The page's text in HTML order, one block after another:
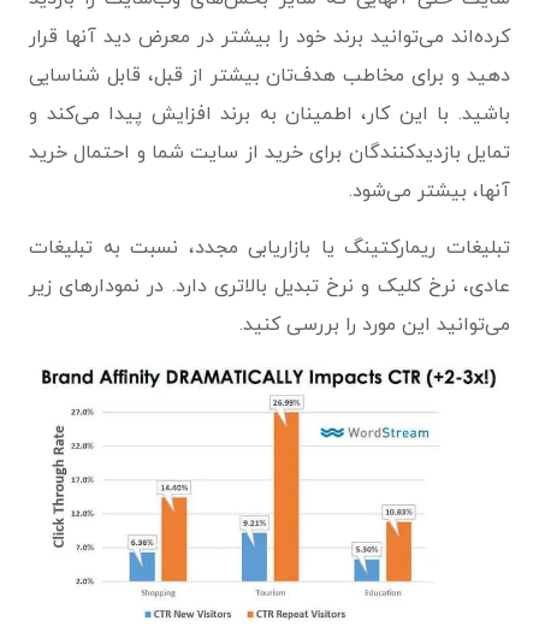
کرده‌اند می‌توانید برند خود را بیشتر در معرض دید آنها قرار
دهید و برای مخاطب هدف‌تان بیشتر از قبل، قابل شناسایی
باشید. با این کار، اطمینان به برند افزایش پیدا می‌کند و
تمایل بازدیدکنندگان برای خرید از سایت شما و احتمال خرید
آنها، بیشتر می‌شود.
تبلیغات ریمارکتینگ یا بازاریابی مجدد، نسبت به تبلیغات
عادی، نرخ کلیک و نرخ تبدیل بالاتری دارد. در نمودارهای زیر
می‌توانید این مورد را بررسی کنید.